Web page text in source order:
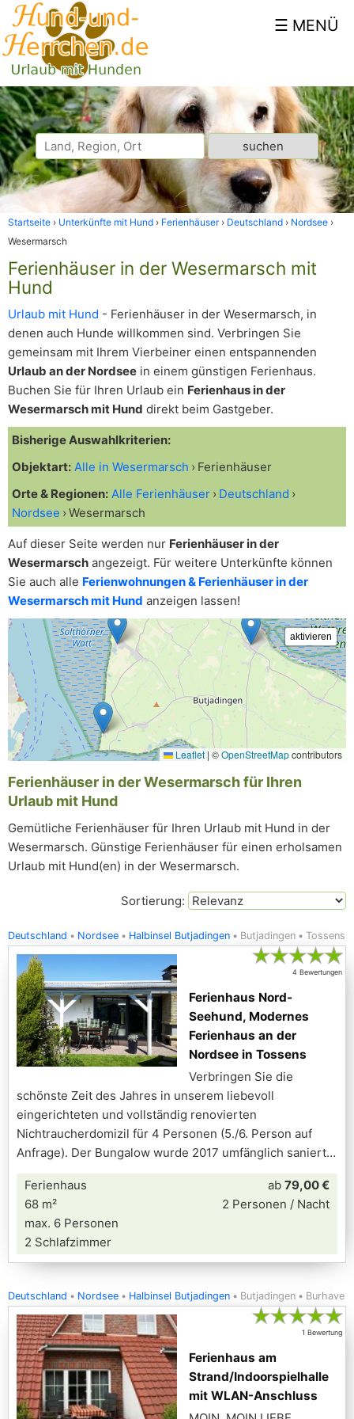
Startseite Unterkünfte mit Hund Ferienhäuser Deutschland
Nordsee
Wesermarsch
Ferienhäuser in der Wesermarsch mit
Hund
Urlaub mit Hund - Ferienhäuser in der Wesermarsch, in
denen auch Hunde willkommen sind. Verbringen Sie
gemeinsam mit Ihrem Vierbeiner einen entspannenden
Urlaub an der Nordsee in einem günstigen Ferienhaus.
Buchen Sie für Ihren Urlaub ein Ferienhaus in der
Wesermarsch mit Hund direkt beim Gastgeber.
Bisherige Auswahlkriterien:
Objektart: Alle in Wesermarsch
Ferienhäuser
Orte & Regionen: Alle Ferienhäuser
Deutschland
Nordsee
Wesermarsch
Auf dieser Seite werden nur Ferienhäuser in der
Wesermarsch angezeigt. Für weitere Unterkünfte können
Sie auch alle Ferienwohnungen & Ferienhäuser in der
Wesermarsch mit Hund anzeigen lassen!
Leaflet | ©OpenStreetMapcontributors
Ferienhäuser in der Wesermarsch für Ihren
Urlaub mit Hund
Gemütliche Ferienhäuser für Ihren Urlaub mit Hund in der
Wesermarsch. Günstige Ferienhäuser für einen erholsamen
Urlaub mit Hund(en) in der Wesermarsch.
Sortierung:
Deutschland Nordsee Halbinsel Butjadingen Butjadingen Tossens
★★★★★
4 Bewertungen
Ferienhaus Nord-
Seehund, Modernes
Ferienhaus an der
Nordsee in Tossens
Verbringen Sie die
schönste Zeit des Jahres in unserem liebevoll
eingerichteten und vollständig renovierten
Nichtraucherdomizil für 4 Personen (5./6. Person auf
Anfrage). Der Bungalow wurde 2017 umfänglich saniert
Ferienhaus
68 m²
max. 6 Personen
2 Schlafzimmer
ab 79,00 €
2 Personen / Nacht
Deutschland Nordsee Halbinsel Butjadingen Butjadingen Burhave
★★★★★
1 Bewertung
Ferienhaus am
Strand/Indoorspielhalle
mit WLAN-Anschluss